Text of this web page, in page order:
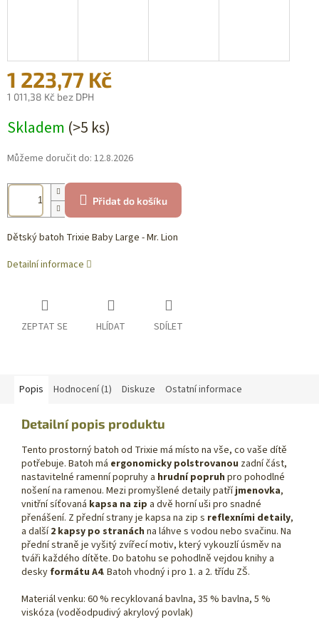
1 223,77 Kč
1 011,38 Kč bez DPH
cena:
Skladem (>5 ks)
Můžeme doručit do: 12.8.2026
Přidat do košíku
Dětský batoh Trixie Baby Large - Mr. Lion
Detailní informace
ZEPTAT SE HLÍDAT SDÍLET
Popis Hodnocení (1) Diskuze Ostatní informace
Detailní popis produktu
Tento prostorný batoh od Trixie má místo na vše, co vaše dítě
potřebuje. Batoh má ergonomicky polstrovanou zadní část,
nastavitelné ramenní popruhy a hrudní popruh pro pohodlné
nošení na ramenou. Mezi promyšlené detaily patříjmenovka,
vnitřní síťovaná kapsa na zip a dvě horní uši pro snadné
přenášení. Z přední strany je kapsa na zip s reflexními detaily,
a další2 kapsy po stranách na láhve s vodou nebo svačinu. Na
přední straně je vyšitý zvířecí motiv, který vykouzlí úsměv na
tváři každého dítěte. Do batohu se pohodlně vejdou knihy a
desky formátu A4. Batoh vhodný i pro 1. a 2. třídu ZŠ.
Materiál venku: 60 % recyklovaná bavlna, 35 % bavlna, 5 %
viskóza (voděodpudivý akrylový povlak)